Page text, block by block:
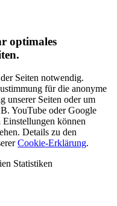
optimales
Seiten notwendig.
für die anonyme
unserer Seiten oder um
YouTube oder Google
können
Details zu den
Cookie-Erklärung.
Statistiken